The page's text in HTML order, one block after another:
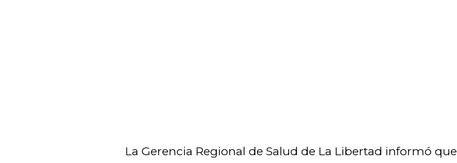
La Gerencia Regional de Salud de La Libertad informó que